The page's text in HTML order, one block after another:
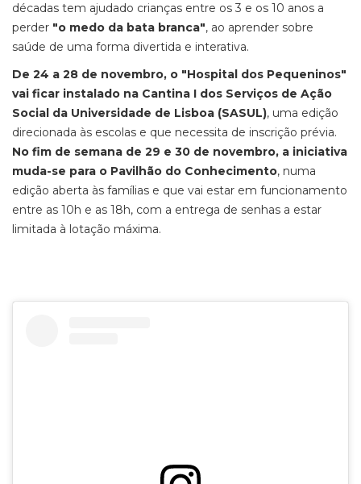
décadas tem ajudado crianças entre os 3 e os 10 anos a
perder "o medo da bata branca", ao aprender sobre
saúde de uma forma divertida e interativa.
De 24 a 28 de novembro, o "Hospital dos Pequeninos"
vai ficar instalado na Cantina I dos Serviços de Ação
Social da Universidade de Lisboa (SASUL), uma edição
direcionada às escolas e que necessita de inscrição prévia.
No fim de semana de 29 e 30 de novembro, a iniciativa
muda-se para o Pavilhão do Conhecimento, numa
edição aberta às famílias e que vai estar em funcionamento
entre as 10h e as 18h, com a entrega de senhas a estar
limitada à lotação máxima.